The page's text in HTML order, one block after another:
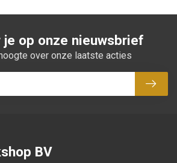
je op onze nieuwsbrief
over onze laatste acties
BV